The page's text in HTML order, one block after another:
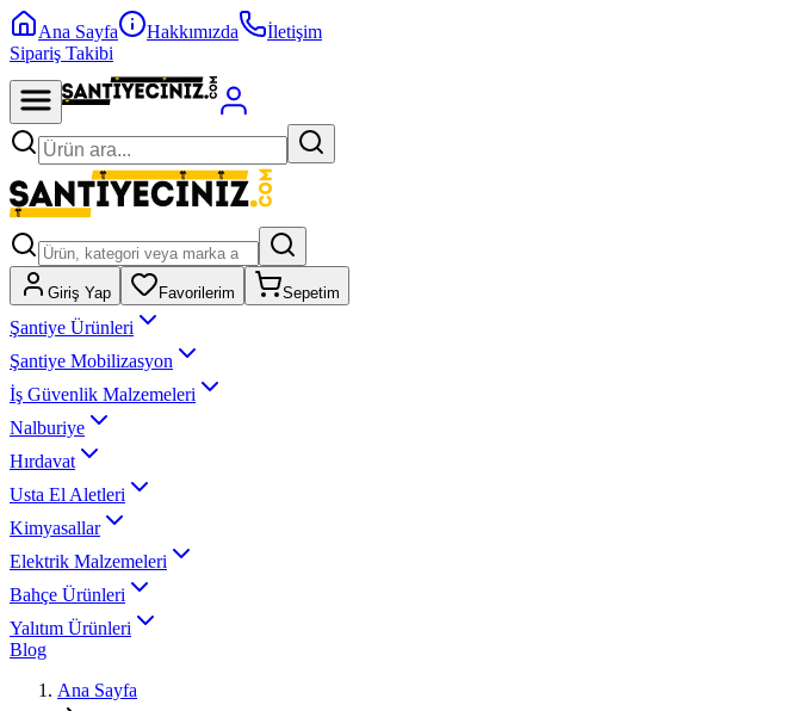
Ana Sayfa Hakkımızda
İletişim
Sipariş Takibi
Giriş Yap Favorilerim Sepetim
Şantiye Ürünleri
Şantiye Mobilizasyon
İş Güvenlik Malzemeleri
Nalburiye
Hırdavat
Usta El Aletleri
Kimyasallar
Elektrik Malzemeleri
Bahçe Ürünleri
Yalıtım Ürünleri
Blog
Ana Sayfa